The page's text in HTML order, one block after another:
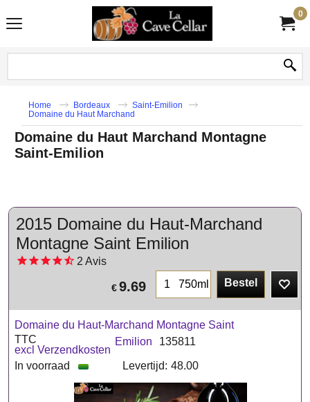
0
Home Bordeaux
Saint-Emilion
Domaine du Haut Marchand
Domaine du Haut Marchand Montagne
Saint-Emilion
2015 Domaine du Haut-Marchand
Montagne Saint Emilion
2 Avis
€9.69 750ml Bestel
Domaine du Haut-Marchand Montagne Saint
Emilion
135811
TTC
excl Verzendkosten
Levertijd: 48.00
In voorraad